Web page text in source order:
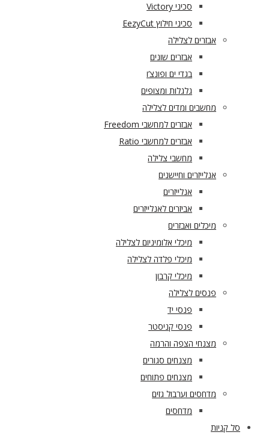
סכיני Victory
סכיני חילוץ EezyCut
אבזרים לצלילה
אבזרים שונים
בגדי ים ופונצ’ו
גלגלות ומצופים
מחשבים ומדים לצלילה
אבזרים למחשבי Freedom
אבזרים למחשבי Ratio
מחשבי צלילה
אנלייזרים וחיישנים
אנלייזרים
אביזרים לאנלייזרים
מיכלים ואבזרים
מיכלי אלומיניום לצלילה
מיכלי פלדה לצלילה
מיכלי קרבון
פנסים לצלילה
פנסי יד
פנסי קניסטר
מצנחי הצפה והרמה
מצנחים סגורים
מצנחים פתוחים
מדחסים וערבול גזים
מדחסים
סל קניות